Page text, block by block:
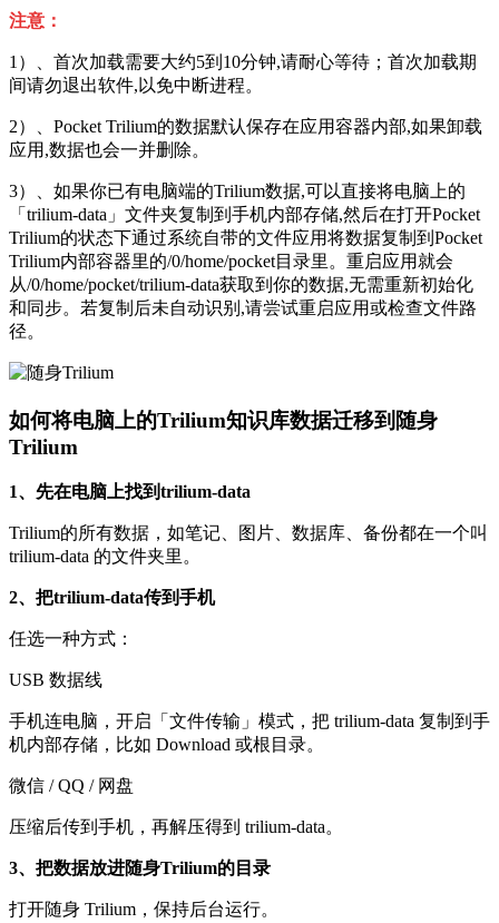
注意：
1）、首次加载需要大约5到10分钟,请耐心等待；首次加载期
间请勿退出软件,以免中断进程。
2）、Pocket Trilium的数据默认保存在应用容器内部,如果卸载
应用,数据也会一并删除。
3）、如果你已有电脑端的Trilium数据,可以直接将电脑上的
「trilium-data」文件夹复制到手机内部存储,然后在打开Pocket
Trilium的状态下通过系统自带的文件应用将数据复制到Pocket
Trilium内部容器里的/0/home/pocket目录里。重启应用就会
从/0/home/pocket/trilium-data获取到你的数据,无需重新初始化
和同步。若复制后未自动识别,请尝试重启应用或检查文件路
径。
如何将电脑上的Trilium知识库数据迁移到随身
Trilium
1、先在电脑上找到trilium-data
Trilium的所有数据，如笔记、图片、数据库、备份都在一个叫
trilium-data 的文件夹里。
2、把trilium-data传到手机
任选一种方式：
USB 数据线
手机连电脑，开启「文件传输」模式，把 trilium-data 复制到手
机内部存储，比如 Download 或根目录。
微信 / QQ / 网盘
压缩后传到手机，再解压得到 trilium-data。
3、把数据放进随身Trilium的目录
打开随身 Trilium，保持后台运行。